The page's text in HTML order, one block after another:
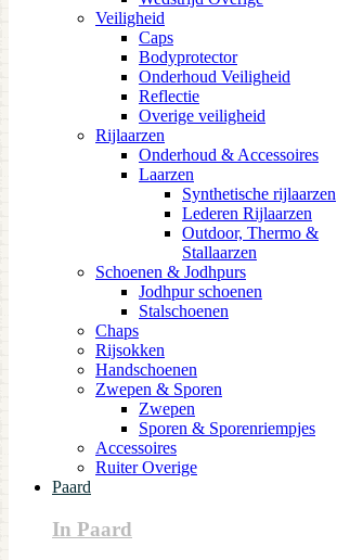
Veiligheid
Caps
Bodyprotector
Onderhoud Veiligheid
Reflectie
Overige veiligheid
Rijlaarzen
Onderhoud & Accessoires
Laarzen
Synthetische rijlaarzen
Lederen Rijlaarzen
Outdoor, Thermo &
Stallaarzen
Schoenen & Jodhpurs
Jodhpur schoenen
Stalschoenen
Chaps
Rijsokken
Handschoenen
Zwepen & Sporen
Zwepen
Sporen & Sporenriempjes
Accessoires
Ruiter Overige
Paard
In Paard